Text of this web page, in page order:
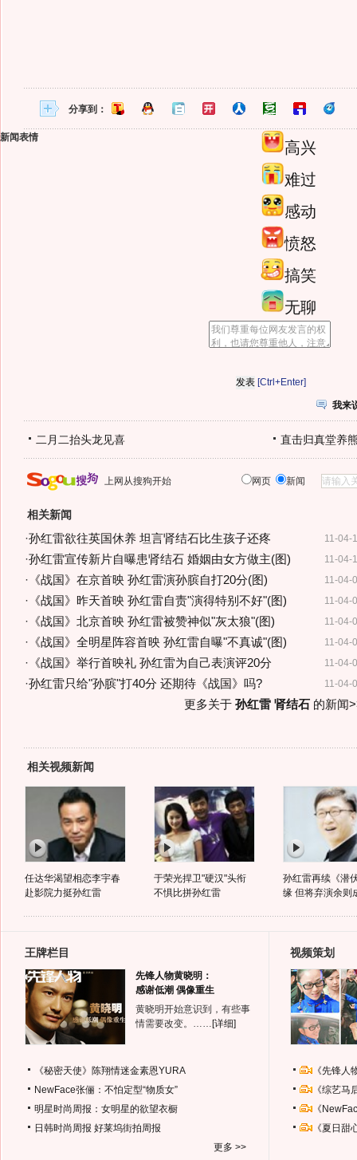
分享到：
新闻表情
高兴
难过
感动
愤怒
搞笑
无聊
[Ctrl+Enter]
我来
二月二抬头龙见喜 直击归真堂养
上网从搜狗开始 网页 新闻
相关新闻
11-04-
·孙红雷欲往英国休养 坦言肾结石比生孩子还疼
11-04-
·孙红雷宣传新片自曝患肾结石 婚姻由女方做主(图)
11-04-
· 《战国》在京首映 孙红雷演孙膑自打20分(图)
11-04-
· 《战国》昨天首映 孙红雷自责"演得特别不好"(图)
11-04-
· 《战国》北京首映 孙红雷被赞神似"灰太狼"(图)
11-04-
· 《战国》全明星阵容首映 孙红雷自曝"不真诚"(图)
11-04-
· 《战国》举行首映礼 孙红雷为自己表演评20分
11-04-
·孙红雷只给"孙膑"打40分 还期待《战国》吗?
更多关于 孙红雷 肾结石的新闻
相关视频新闻
任达华渴望相恋李宇春
赴影院力挺孙红雷
于荣光捍卫"硬汉"头衔
不惧比拼孙红雷
孙红雷再续《潜
缘 但将弃演余则
王牌栏目
先锋人物黄晓明：
感谢低潮 偶像重生
黄晓明开始意识到，有些事
情需要改变。…… [详细]
《秘密天使》陈翔情迷金素恩YURA
NewFace张俪：不怕定型“物质女”
明星时尚周报：女明星的欲望衣橱
日韩时尚周报 好莱坞街拍周报
更多 >>
视频策划
《先锋
《综艺
《
《夏日